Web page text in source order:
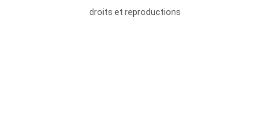
droits et reproductions